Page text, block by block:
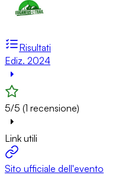
Risultati
Ediz. 2024
5/5 (1 recensione)
Link utili
Sito ufficiale dell'evento